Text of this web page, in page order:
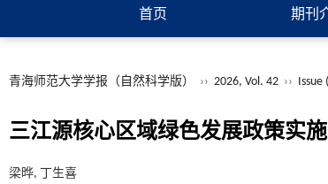
首页 期刊
青海师范大学学报（自然科学版） ›› 2026, Vol. 42 ›› Issue
三江源核心区域绿色发展政策实
梁晔, 丁生喜